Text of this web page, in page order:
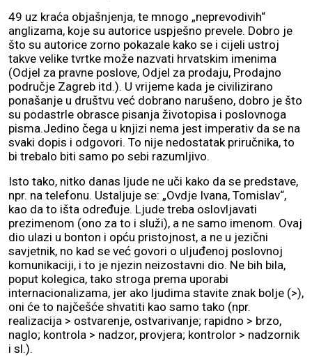
49 uz kraća objašnjenja, te mnogo „neprevodivih“
anglizama, koje su autorice uspješno prevele. Dobro je
što su autorice zorno pokazale kako se i cijeli ustroj
takve velike tvrtke može nazvati hrvatskim imenima
(Odjel za pravne poslove, Odjel za prodaju, Prodajno
područje Zagreb itd.). U vrijeme kada je civilizirano
ponašanje u društvu već dobrano narušeno, dobro je što
su podastrle obrasce pisanja životopisa i poslovnoga
pisma.Jedino čega u knjizi nema jest imperativ da se na
svaki dopis i odgovori. To nije nedostatak priručnika, to
bi trebalo biti samo po sebi razumljivo.
Isto tako, nitko danas ljude ne uči kako da se predstave,
npr. na telefonu. Ustaljuje se: „Ovdje Ivana, Tomislav“,
kao da to išta određuje. Ljude treba oslovljavati
prezimenom (ono za to i služi), a ne samo imenom. Ovaj
dio ulazi u bonton i opću pristojnost, a ne u jezični
savjetnik, no kad se već govori o uljuđenoj poslovnoj
komunikaciji, i to je njezin neizostavni dio. Ne bih bila,
poput kolegica, tako stroga prema uporabi
internacionalizama, jer ako ljudima stavite znak bolje (>),
oni će to najčešće shvatiti kao samo tako (npr.
realizacija > ostvarenje, ostvarivanje; rapidno > brzo,
naglo; kontrola > nadzor, provjera; kontrolor > nadzornik
i sl.).